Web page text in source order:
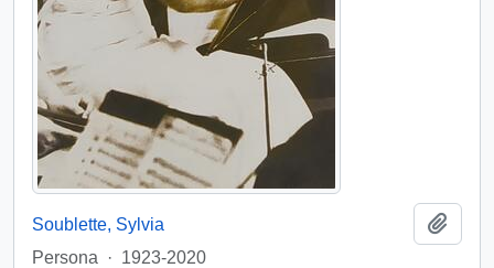
Soublette, Sylvia
Persona
· 1923-2020